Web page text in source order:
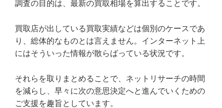
調査の目的は、最新の買取相場を算出することです。
買取店が出している買取実績などは個別のケースであ
り、総体的なものとは言えません。インターネット上
にはそういった情報が散らばっている状況です。
それらを取りまとめることで、ネットリサーチの時間
を減らし、早々に次の意思決定へと進んでいくための
ご支援を趣旨としています。